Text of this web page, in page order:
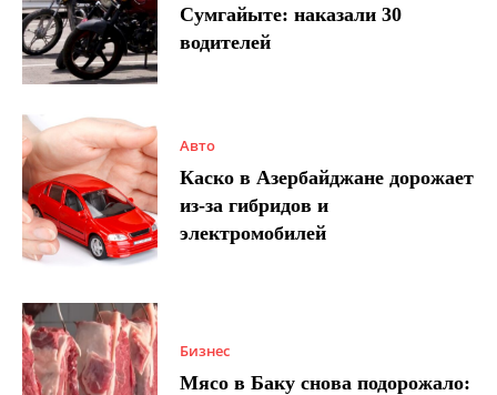
Сумгайыте: наказали 30
водителей
Авто
Каско в Азербайджане дорожает
из-за гибридов и
электромобилей
Бизнес
Мясо в Баку снова подорожало: